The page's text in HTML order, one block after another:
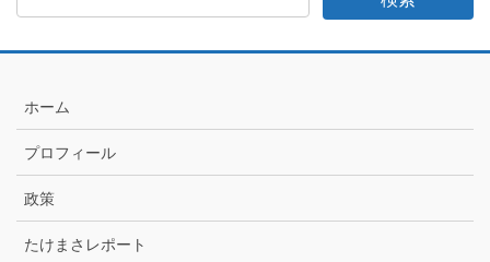
月
カ
ブ
ホーム
プロフィール
政策
たけまさレポート